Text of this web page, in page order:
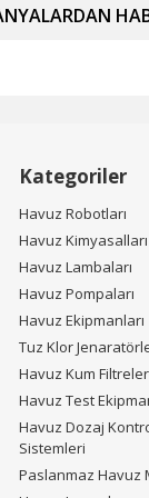
alternatifler olmalı.
Kategoriler
Havuz Robotları
Havuz Kimyasalları
Havuz Lambaları
Havuz Pompaları
Havuz Ekipmanları
Tuz Klor
Havuz Kum
Havuz Test
Havuz Dozaj
Sistemleri
Paslanmaz Havuz